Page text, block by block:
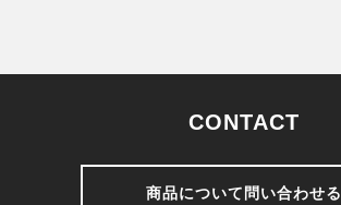
CONTACT
商品について問い合わせる